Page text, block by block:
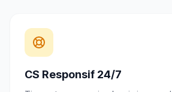
CS Responsif 24/7